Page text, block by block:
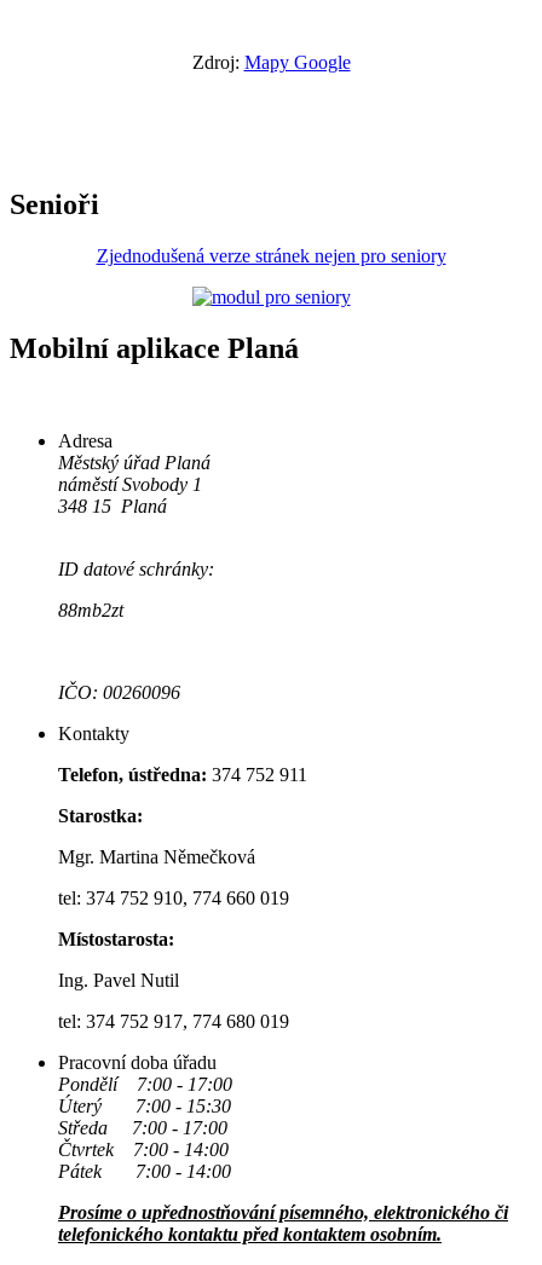
Zdroj: Mapy Google
Senioři
Zjednodušená verze stránek nejen pro seniory
Mobilní aplikace Planá
Adresa
Městský úřad Planá
náměstí Svobody 1
348 15 Planá
ID datové schránky:
88mb2zt
IČO: 00260096
Kontakty
Telefon, ústředna: 374 752 911
Starostka:
Mgr. Martina Němečková
tel: 374 752 910, 774 660 019
Místostarosta:
Ing. Pavel Nutil
tel: 374 752 917, 774 680 019
Pracovní doba úřadu
Pondělí 7:00 - 17:00
Úterý 7:00 - 15:30
Středa 7:00 - 17:00
Čtvrtek 7:00 - 14:00
Pátek 7:00 - 14:00
Prosíme o upřednostňování písemného, elektronického či
telefonického kontaktu před kontaktem osobním.